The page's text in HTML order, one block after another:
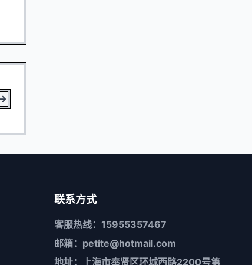
联系方式
客服热线：15955357467
邮箱：petite@hotmail.com
地址：上海市奉贤区环城西路2200号第